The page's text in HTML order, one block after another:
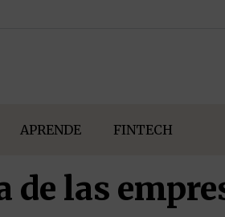
APRENDE FINTECH
las